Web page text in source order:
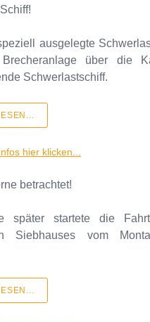
ausgelegte
Brecheranlage über die
Schwerlastschiff.
betrachtet!
später startete die
Siebhauses vom